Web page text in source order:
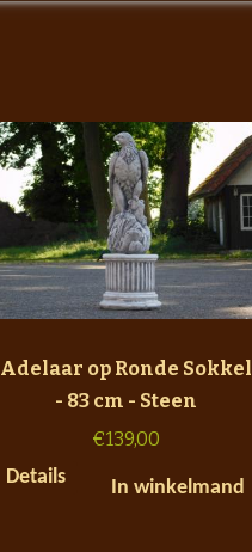
Adelaar op Ronde Sokkel
- 83 cm - Steen
€139,00
Details
In winkelmand